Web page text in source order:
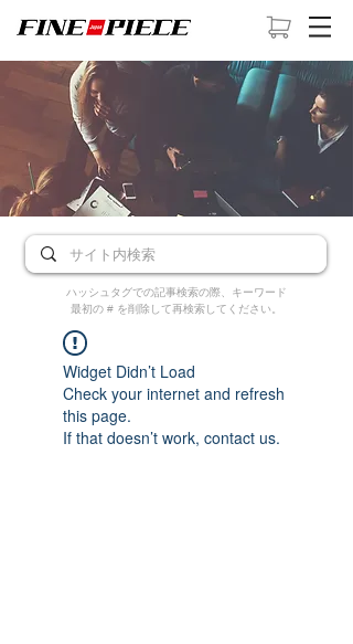
ハッシュタグでの記事検索の際、キーワード
最初の # を削除して再検索してください。
Widget Didn’t Load
Check your internet and refresh
this page.
If that doesn’t work, contact us.